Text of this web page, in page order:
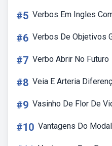
#5 Verbos Em Ingles
#6 Verbos De Objetivos
#7 Verbo Abrir No Futuro
#8 Veia E Arteria
#9 Vasinho De Flor De
#10 Vantagens Do